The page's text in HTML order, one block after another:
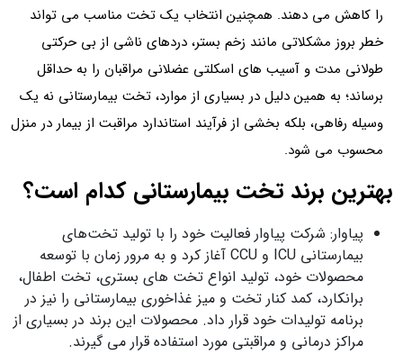
را کاهش می دهند. همچنین انتخاب یک تخت مناسب می تواند
خطر بروز مشکلاتی مانند زخم بستر، دردهای ناشی از بی حرکتی
طولانی مدت و آسیب های اسکلتی عضلانی مراقبان را به حداقل
برساند؛ به همین دلیل در بسیاری از موارد، تخت بیمارستانی نه یک
وسیله رفاهی، بلکه بخشی از فرآیند استاندارد مراقبت از بیمار در منزل
محسوب می شود.
بهترین برند تخت بیمارستانی کدام است؟
پیاوار: شرکت پیاوار فعالیت خود را با تولید تخت‌های
بیمارستانی ICU و CCU آغاز کرد و به مرور زمان با توسعه
محصولات خود، تولید انواع تخت های بستری، تخت اطفال،
برانکارد، کمد کنار تخت و میز غذاخوری بیمارستانی را نیز در
برنامه تولیدات خود قرار داد. محصولات این برند در بسیاری از
مراکز درمانی و مراقبتی مورد استفاده قرار می گیرند.